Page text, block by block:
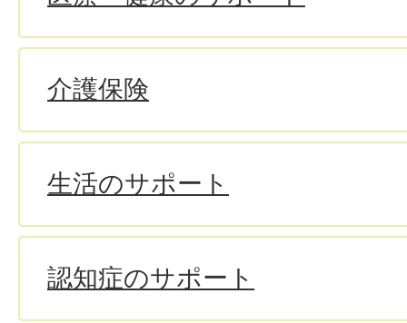
介護保険
生活のサポート
認知症のサポート